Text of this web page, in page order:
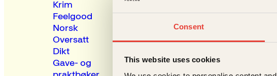
Consent
This website uses cookies
Krim
Feelgood
Norsk
Oversatt
Dikt
Gave- og